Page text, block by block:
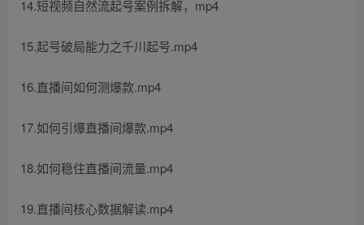
14.短视频自然流起号案例拆解，mp4
15.起号破局能力之千川起号.mp4
16.直播间如何测爆款.mp4
17.如何引爆直播间爆款.mp4
18.如何稳住直播间流量.mp4
19.直播间核心数据解读.mp4